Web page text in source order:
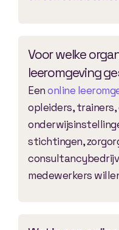
Voor welke
leeromgeving
Eenonline
opleiders, trainers,
stichtingen,
medewerkers